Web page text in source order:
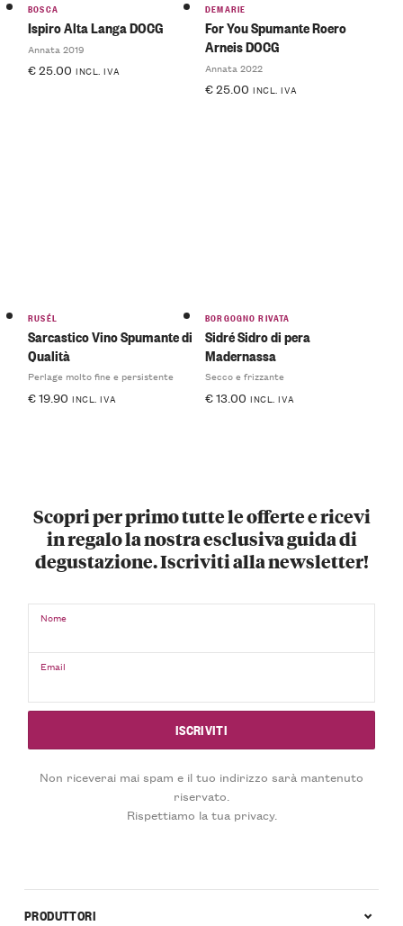
BOSCA
Ispiro Alta Langa DOCG
Annata 2019
€25.00 INCL. IVA
DEMARIE
For You Spumante Roero
Arneis DOCG
Annata 2022
€25.00 INCL. IVA
RUSÉL
Sarcastico Vino Spumante di
Qualità
Perlage molto fine e persistente
€19.90 INCL. IVA
BORGOGNO RIVATA
Sidré Sidro di pera
Madernassa
Secco e frizzante
€13.00 INCL. IVA
Scopri per primo tutte le offerte e ricevi
in regalo la nostra esclusiva guida di
degustazione. Iscriviti alla newsletter!
Nome
Email
Non riceverai mai spam e il tuo indirizzo sarà mantenuto
riservato.
Rispettiamo la tua privacy.
PRODUTTORI